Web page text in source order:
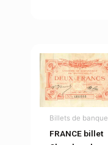
Billets de banque
FRANCE billet